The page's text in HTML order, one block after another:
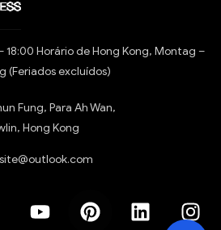
18:00 Horário de Hong Kong, Montag –
(Feriados excluídos)
Fung, Para Ah Wan,
Hong Kong